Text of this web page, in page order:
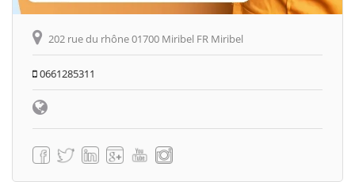
202 rue du rhône 01700 Miribel FR Miribel
0661285311